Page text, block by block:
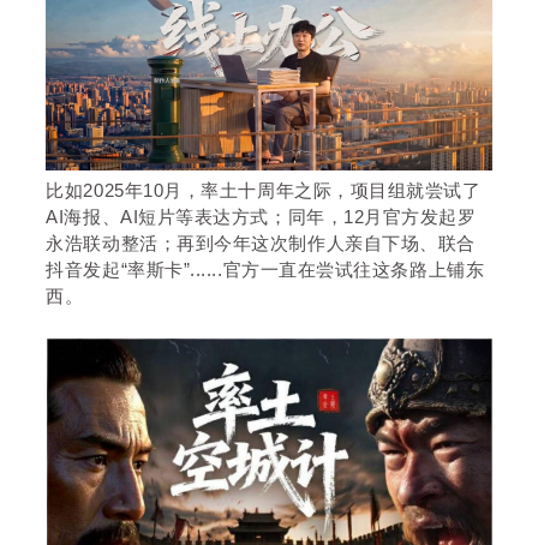
比如2025年10月，率土十周年之际，项目组就尝试了
AI海报、AI短片等表达方式；同年，12月官方发起罗
永浩联动整活；再到今年这次制作人亲自下场、联合
抖音发起“率斯卡”......官方一直在尝试往这条路上铺东
西。